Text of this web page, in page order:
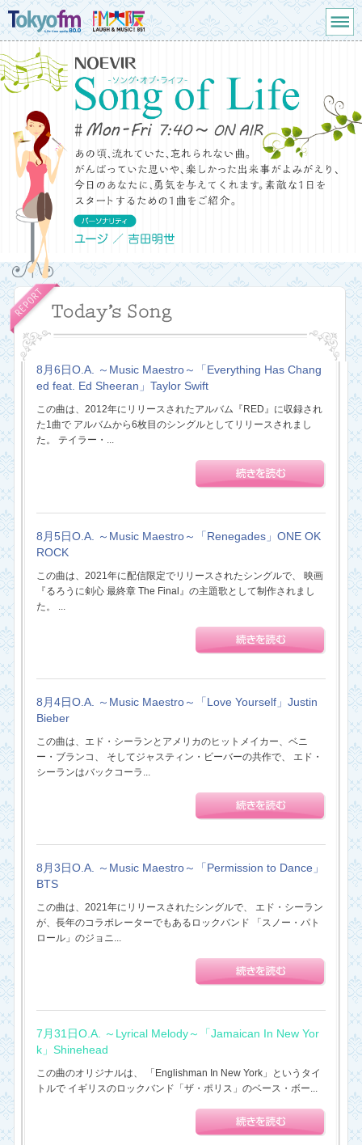
8月6日O.A. ～Music Maestro～「Everything Has Chang
ed feat. Ed Sheeran」Taylor Swift
この曲は、2012年にリリースされたアルバム『RED』に収録され
た1曲で アルバムから6枚目のシングルとしてリリースされまし
た。 テイラー・...
8月5日O.A. ～Music Maestro～「Renegades」ONE OK
ROCK
この曲は、2021年に配信限定でリリースされたシングルで、 映画
『るろうに剣心 最終章 The Final』の主題歌として制作されまし
た。 ...
8月4日O.A. ～Music Maestro～「Love Yourself」Justin
Bieber
この曲は、エド・シーランとアメリカのヒットメイカー、ベニ
ー・ブランコ、 そしてジャスティン・ビーバーの共作で、 エド・
シーランはバックコーラ...
8月3日O.A. ～Music Maestro～「Permission to Dance」
BTS
この曲は、2021年にリリースされたシングルで、 エド・シーラン
が、長年のコラボレーターでもあるロックバンド 「スノー・パト
ロール」のジョニ...
7月31日O.A. ～Lyrical Melody～「Jamaican In New Yor
k」Shinehead
この曲のオリジナルは、 「Englishman In New York」というタイ
トルで イギリスのロックバンド「ザ・ポリス」のベース・ボー...